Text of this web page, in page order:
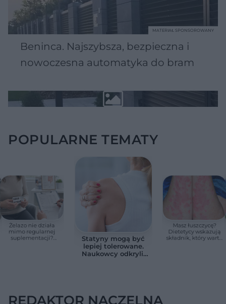
Beninca. Najszybsza, bezpieczna i
nowoczesna automatyka do bram
MATERIAŁ SPONSOROWANY
POPULARNE TEMATY
Żelazo nie działa
mimo regularnej
suplementacji?
Statyny mogą być
lepiej tolerowane.
Naukowcy odkryli,
Masz łuszczycę?
Dietetycy wskazują
składnik, który warto
REDAKTOR NACZELNA